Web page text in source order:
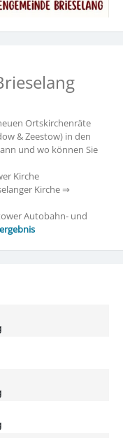
Ortskirchenräte
& Zeestow) in den
und wo können Sie
Kirche
Kirche ⇒
Autobahn- und